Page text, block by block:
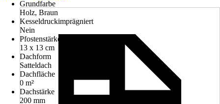
Grundfarbe
Holz, Braun
Kesseldruckimprägniert
Nein
Pfostenstärke
13 x 13 cm
Dachform
Satteldach
Dachfläche
0 m²
Dachstärke
200 mm